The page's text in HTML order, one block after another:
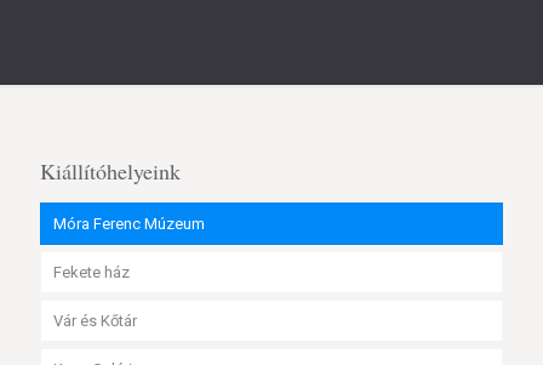
Kiállítóhelyeink
Móra Ferenc Múzeum
Fekete ház
Vár és Kőtár